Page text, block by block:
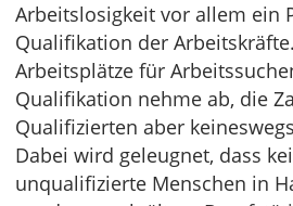
Arbeitslosigkeit vor allem ein
Qualifikation der
Arbeitsplätze für
Qualifikation nehme ab, die
Qualifizierten aber
Dabei wird geleugnet, dass
unqualifizierte Menschen in